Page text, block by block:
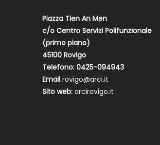
Piazza Tien An Men
c/o Centro Servizi Polifunzionale
(primo piano)
45100 Rovigo
Telefono: 0425-094943
Emailrovigo@arci.it
Sito web:arcirovigo.it